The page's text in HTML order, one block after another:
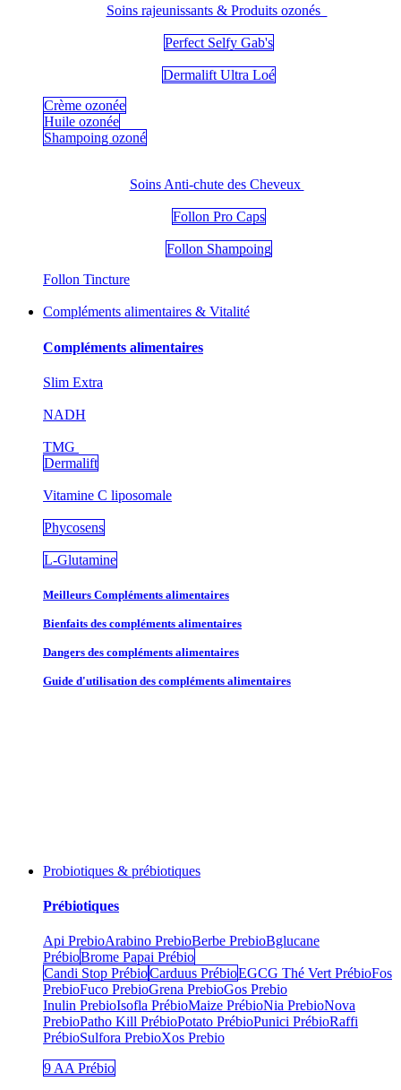
Soins rajeunissants & Produits ozonés
Perfect Selfy Gab's
Dermalift Ultra Loé
Crème ozonée
Huile ozonée
Shampoing ozoné
Soins Anti-chute des Cheveux
Follon Pro Caps
Follon Shampoing
Follon Tincture
Compléments alimentaires & Vitalité
Compléments alimentaires
Slim Extra
NADH
TMG
Dermalift
Vitamine C liposomale
Phycosens
L-Glutamine
Meilleurs Compléments alimentaires
Bienfaits des compléments alimentaires
Dangers des compléments alimentaires
Guide d'utilisation des compléments alimentaires
Probiotiques & prébiotiques
Prébiotiques
Api PrebioArabino PrebioBerbe PrebioBglucane
PrébioBrome Papai Prébio
Candi Stop PrébioCarduus PrébioEGCG Thé Vert PrébioFos
PrebioFuco PrebioGrena PrebioGos Prebio
Inulin PrebioIsofla PrébioMaize PrébioNia PrebioNova
PrebioPatho Kill PrébioPotato PrébioPunici PrébioRaffi
PrébioSulfora PrebioXos Prebio
9 AA Prébio